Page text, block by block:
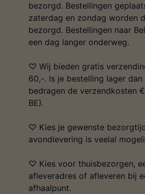
bezorgd. Bestellingen
zaterdag en zondag worden
bezorgd. Bestellingen naar
een dag langer onderweg.
♡ Wij bieden gratis
60,-. Is je bestelling lager
bedragen de verzendkosten
BE).
♡ Kies je gewenste
avondlevering is veelal
♡ Kies voor thuisbezorgen,
afleveradres of afleveren bij
afhaalpunt.